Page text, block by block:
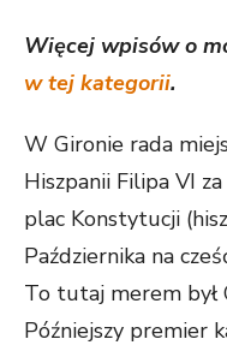
Więcej wpisów o
w tej kategorii.
W Gironie rada
Hiszpanii Filipa VI
plac Konstytucji
Października na
To tutaj merem był
Późniejszy premier